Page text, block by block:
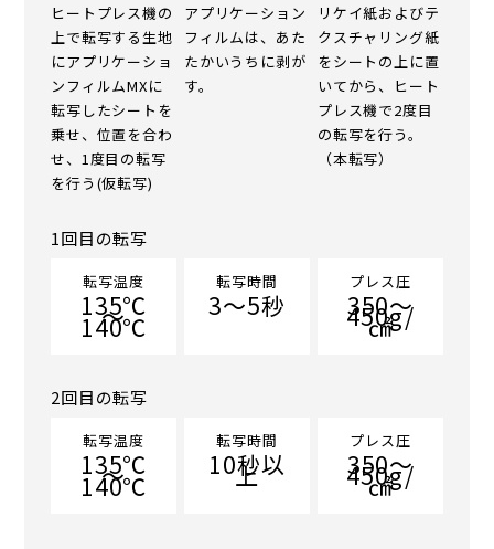
ヒートプレス機の
上で転写する生地
にアプリケーショ
ンフィルムMXに
転写したシートを
乗せ、位置を合わ
せ、1度目の転写
を行う(仮転写)
アプリケーション
フィルムは、あた
たかいうちに剥が
す。
リケイ紙およびテ
クスチャリング紙
をシートの上に置
いてから、ヒート
プレス機で2度目
の転写を行う。
（本転写）
1回目の転写
転写温度
135℃
～
140℃
転写時間
3～5秒
プレス圧
350～
450g/
㎠
2回目の転写
転写温度
135℃
～
140℃
転写時間
10秒以
上
プレス圧
350～
450g/
㎠